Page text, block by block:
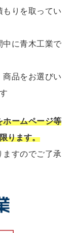
もりを取ってい
木工業で
商品をお選びい
ームページ等
ります。
すのでご了承